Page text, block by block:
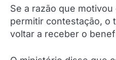
Se a razão que
permitir contestação, o
voltar a receber o